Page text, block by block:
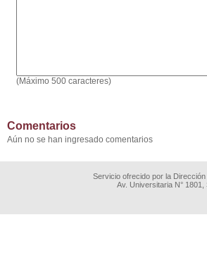
(Máximo 500 caracteres)
Comentarios
Aún no se han ingresado comentarios
Servicio ofrecido por la
Av. Universitaria N°